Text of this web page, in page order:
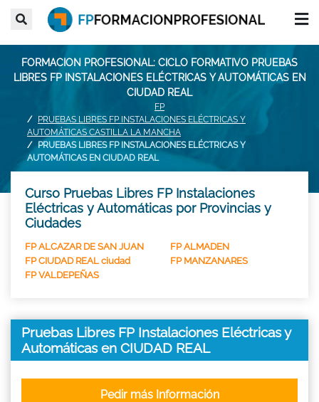
FORMACION PROFESIONAL: CICLO FORMATIVO PRUEBAS
LIBRES FP INSTALACIONES ELÉCTRICAS Y AUTOMÁTICAS EN
CIUDAD REAL
FP
PRUEBAS LIBRES FP INSTALACIONES ELÉCTRICAS Y
AUTOMÁTICAS CASTILLA LA MANCHA
PRUEBAS LIBRES FP INSTALACIONES ELÉCTRICAS Y
AUTOMÁTICAS EN CIUDAD REAL
Curso Pruebas Libres FP Instalaciones
Eléctricas y Automáticas por Provincias y
Ciudades
FP ALCAZAR DE SAN JUAN
FP ALMADEN
FP CIUDAD REAL ciudad
FP MANZANARES
FP VALDEPEÑAS
Pruebas Libres FP Instalaciones Eléctricas y
Automáticas en CIUDAD REAL
Pedir más Información